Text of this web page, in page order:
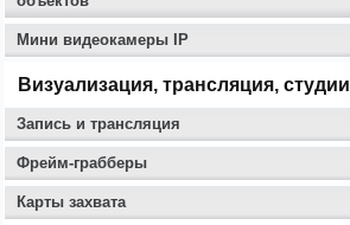
Мини видеокамеры IP
Визуализация, трансляция, студии
Запись и трансляция
Фрейм-грабберы
Карты захвата